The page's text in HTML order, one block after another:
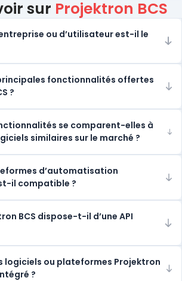
sur Projektron BCS
ou d’utilisateur est-il le
fonctionnalités offertes
?
se comparent-elles à
similaires sur le marché ?
d’automatisation
il compatible ?
BCS dispose-t-il d’une API
logiciels ou plateformes Projektron
?